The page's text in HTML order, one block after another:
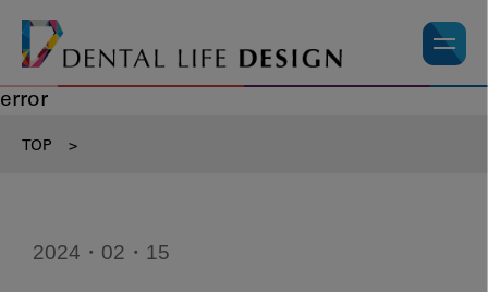
error
TOP >
2024・02・15